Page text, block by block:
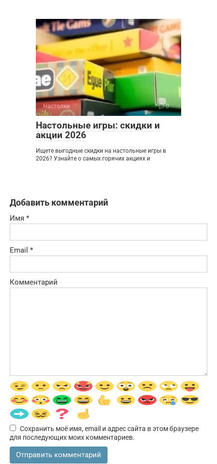
Настолки 0
Настольные игры: скидки и
акции 2026
Ищете выгодные скидки на настольные игры в
2026? Узнайте о самых горячих акциях и
Добавить комментарий
Имя *
Email *
Комментарий
Сохранить моё имя, email и адрес сайта в этом браузере
для последующих моих комментариев.